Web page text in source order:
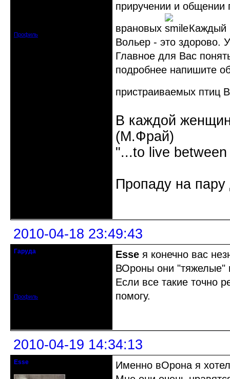
Профиль
приручении и общении
врановых
Каждый
Вольер - это здорово.
Главное для Вас
подробнее напишите
пристраиваемых птиц
В каждой
(М.Фрай)
"...to live
Пропаду на
2010-04-18 23:49:43
Гаруда
Профиль
Esse я конечно вас
ВОроны они "тяжелые"
Если все такие точно
помогу.
2010-04-19 14:34:13
Esse
Именно вОрона я